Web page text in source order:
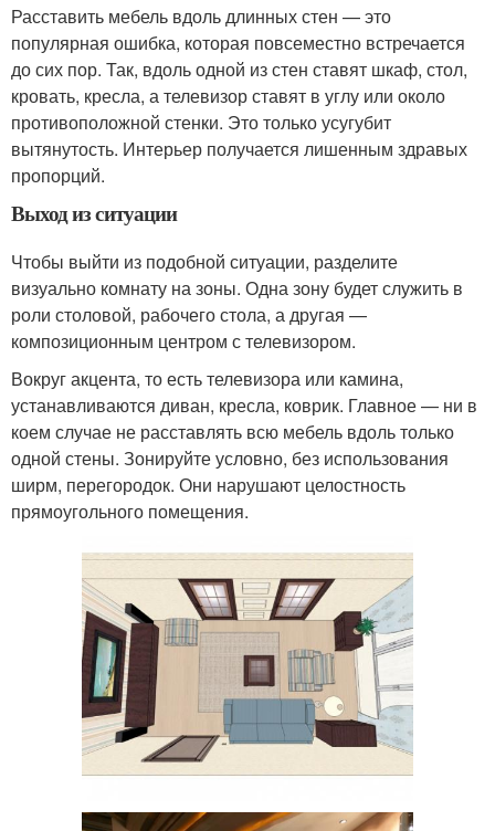
Расставить мебель вдоль длинных стен — это
популярная ошибка, которая повсеместно встречается
до сих пор. Так, вдоль одной из стен ставят шкаф, стол,
кровать, кресла, а телевизор ставят в углу или около
противоположной стенки. Это только усугубит
вытянутость. Интерьер получается лишенным здравых
пропорций.
Выход из ситуации
Чтобы выйти из подобной ситуации, разделите
визуально комнату на зоны. Одна зону будет служить в
роли столовой, рабочего стола, а другая —
композиционным центром с телевизором.
Вокруг акцента, то есть телевизора или камина,
устанавливаются диван, кресла, коврик. Главное — ни в
коем случае не расставлять всю мебель вдоль только
одной стены. Зонируйте условно, без использования
ширм, перегородок. Они нарушают целостность
прямоугольного помещения.